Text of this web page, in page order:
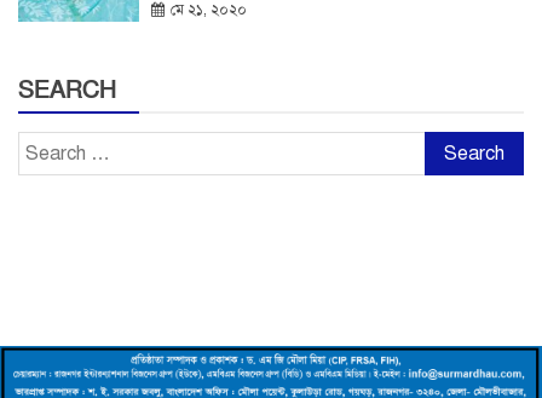
মে ২১, ২০২০
SEARCH
Search
for: